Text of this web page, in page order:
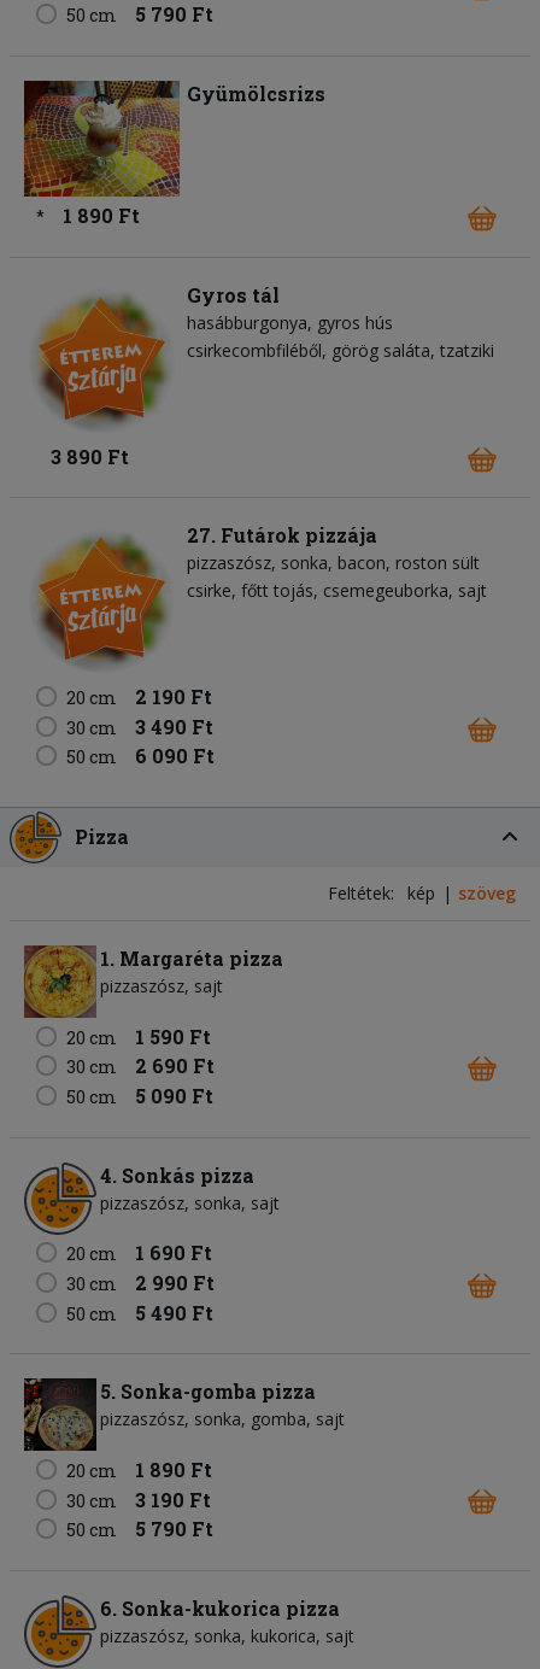
50 cm 5 790 Ft
Gyümölcsrizs
* 1 890 Ft
Gyros tál
hasábburgonya gyros hús
csirkecombfiléből görög saláta tzatziki
3 890 Ft
27. Futárok pizzája
pizzaszósz sonka bacon roston sült
csirke főtt tojás csemegeuborka sajt
20 cm 2 190 Ft
30 cm 3 490 Ft
50 cm 6 090 Ft
Pizza
Feltétek: kép szöveg
1. Margaréta pizza
pizzaszósz sajt
20 cm 1 590 Ft
30 cm 2 690 Ft
50 cm 5 090 Ft
4. Sonkás pizza
pizzaszósz sonka sajt
20 cm 1 690 Ft
30 cm 2 990 Ft
50 cm 5 490 Ft
5. Sonka-gomba pizza
pizzaszósz sonka gomba sajt
20 cm 1 890 Ft
30 cm 3 190 Ft
50 cm 5 790 Ft
6. Sonka-kukorica pizza
pizzaszósz sonka kukorica sajt